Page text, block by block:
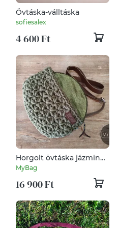
Övtáska-válltáska
sofiesalex
4 600 Ft
Horgolt övtáska jázmin
mintával - OLIVAZÖLD
MyBag
16 900 Ft